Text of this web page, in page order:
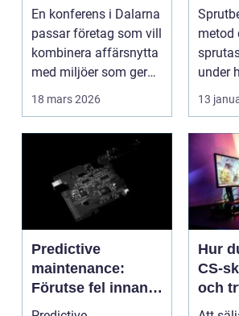
En konferens i Dalarna
passar företag som vill
kombinera affärsnytta
med miljöer som ger
lugn, fokus...
18 mars 2026
berg
metod
under
13
Predictive
maintenance:
Förutse fel innan
de uppstår med
Hur
CS-
och